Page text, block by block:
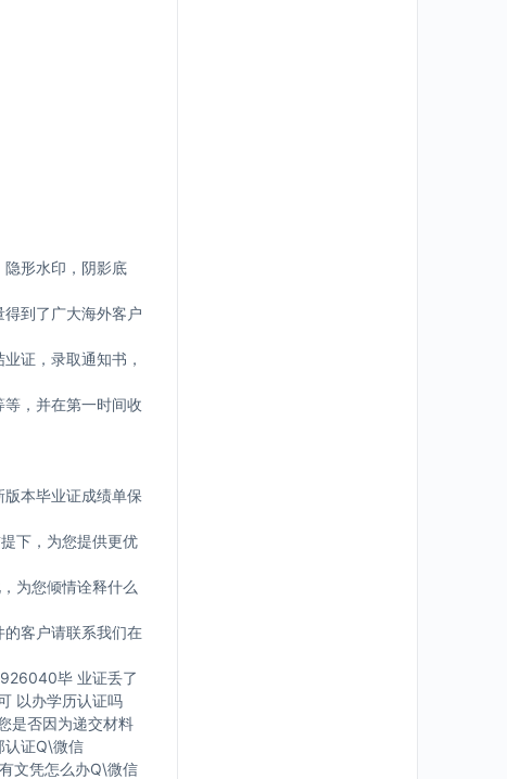
形水印，阴影底
到了广大海外客户
证，录取通知书，
，并在第一时间收
本毕业证成绩单保
下，为您提供更优
为您倾情诠释什么
客户请联系我们在
毕 业证丢了
以办学历认证吗
是否因为递交材料
认证Q\微信
文凭怎么办Q\微信